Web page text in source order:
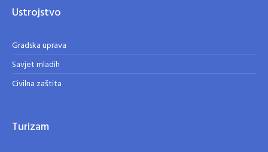
Ustrojstvo
Gradska uprava
Savjet mladih
Civilna zaštita
Turizam